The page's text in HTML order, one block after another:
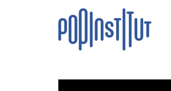
Direkt zum Inhalt wechseln